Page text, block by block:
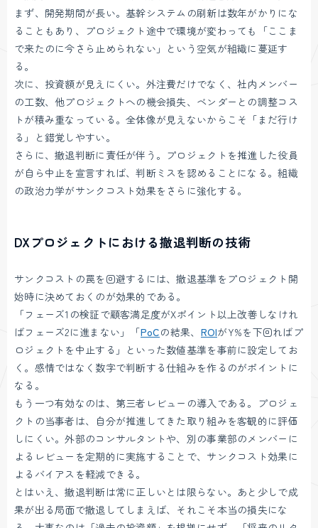
まず、開発期間が長い。基幹システムの刷新は数年がかりにな
ることもあり、プロジェクト途中で環境が変わっても「ここま
で来たのに今さら止められない」という空気が組織に蔓延す
る。
次に、投資額が見えにくい。外注費だけでなく、社内メンバー
の工数、他プロジェクトへの機会損失、ベンダーとの調整コス
トが積み重なっている。全体像が見えないからこそ「まだ行け
る」と錯覚しやすい。
さらに、撤退判断に責任が伴う。プロジェクトを推進した役員
が自ら中止を宣言すれば、判断ミスを認めることになる。組織
の政治力学がサンクコスト効果をさらに強化する。
DXプロジェクトにおける撤退判断の技術
サンクコストの罠を回避するには、撤退基準をプロジェクト開
始時に決めておくのが効果的である。
「フェーズ1の検証で顧客満足度がXポイント以上改善しなけれ
ばフェーズ2に進まない」「PoCの結果、 ROIがY%を下回ればプ
ロジェクトを中止する」といった数値基準を事前に設定してお
く。感情ではなく数字で判断する仕組みを作るのがポイントに
なる。
もう一つ有効なのは、第三者レビューの導入である。プロジェ
クトの当事者は、自分が推進してきた取り組みを客観的に評価
しにくい。外部のコンサルタントや、別の事業部のメンバーに
よるレビューを定期的に実施することで、サンクコスト効果に
よるバイアスを軽減できる。
とはいえ、撤退判断は常に正しいとは限らない。あと少しで成
果が出る局面で撤退してしまえば、それこそ本当の損失にな